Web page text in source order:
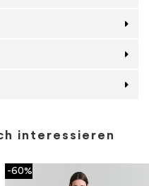
interessieren
-60%